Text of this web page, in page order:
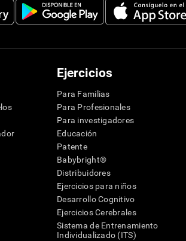
Ejercicios
Para Familias
Para Profesionales
Para investigadores
Educación
Patente
Babybright®
Distribuidores
Ejercicios para niños
Desarrollo Cognitivo
Ejercicios Cerebrales
Sistema de Entrenamiento
Individualizado (ITS)